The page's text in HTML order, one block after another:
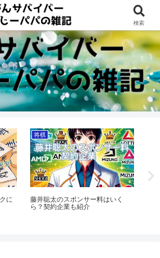
beyond 60s
に
将棋
藤井聡太のスポンサー料はいく
ら？契約企業も紹介
検索